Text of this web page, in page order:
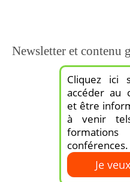
Newsletter et contenu
Cliquez ici
accéder au
et être
à venir
conférences.
Je